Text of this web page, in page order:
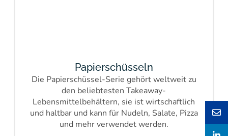
Papierschüsseln
Die Papierschüssel-Serie gehört weltweit zu
den beliebtesten Takeaway-
Lebensmittelbehältern, sie ist wirtschaftlich
und haltbar und kann für Nudeln, Salate, Pizza
und mehr verwendet werden.